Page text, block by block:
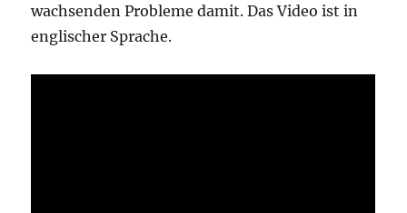
wachsenden Probleme damit. Das Video ist in
englischer Sprache.